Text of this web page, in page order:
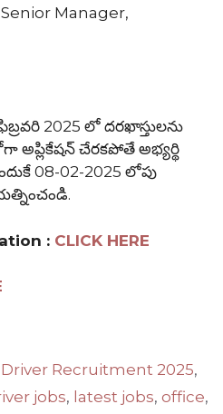
Manager,
2025 లో దరఖాస్తులను
అప్లికేషన్ చేరకపోతే అభ్యర్థి
08-02-2025 లోపు
: CLICK HERE
Recruitment 2025,
jobs, latest jobs, office,